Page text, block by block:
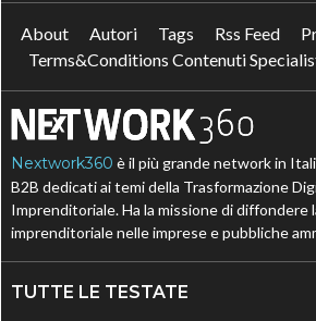
About Autori Tags Rss Feed
Terms&Conditions Contenuti
Nextwork360 è il più grande network in
B2B dedicati ai temi della Trasformazione
Imprenditoriale. Ha la missione di diffondere
imprenditoriale nelle imprese e pubbliche
TUTTE LE TESTATE